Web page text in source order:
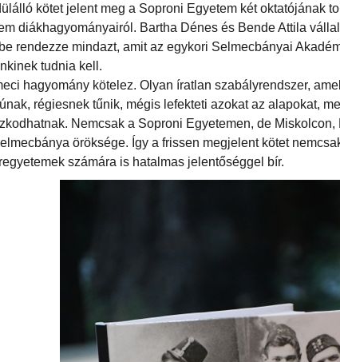
kötet jelent meg a Soproni Egyetem két oktatójának
diákhagyományairól. Bartha Dénes és Bende Attila
rendezze mindazt, amit az egykori Selmecbányai
tudnia kell.
hagyomány kötelez. Olyan íratlan szabályrendszer,
régiesnek tűnik, mégis lefekteti azokat az alapokat,
Nemcsak a Soproni Egyetemen, de
öröksége. Így a frissen megjelent kötet
számára is hatalmas jelentőséggel bír.